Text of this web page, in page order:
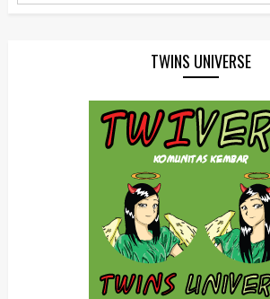
TWINS UNIVERSE